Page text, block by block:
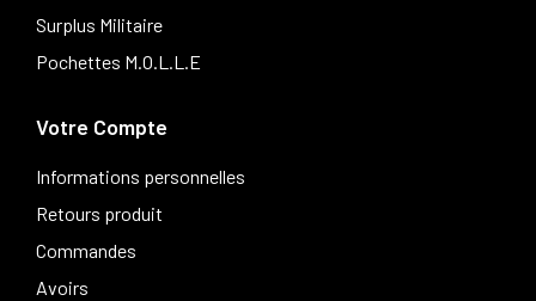
Surplus Militaire
Pochettes M.O.L.L.E
Votre Compte
Informations personnelles
Retours produit
Commandes
Avoirs